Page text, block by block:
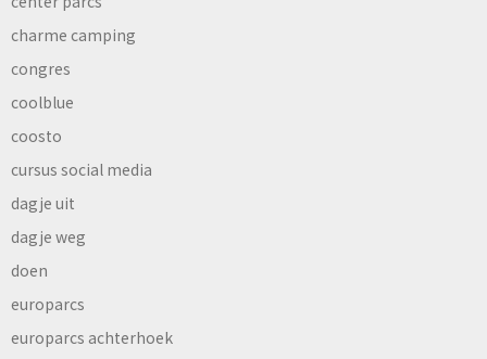
charme camping
congres
coolblue
coosto
cursus social media
dagje uit
dagje weg
doen
europarcs
europarcs achterhoek